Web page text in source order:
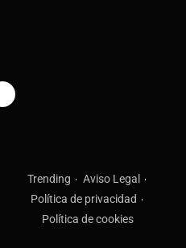
Trending
Aviso Legal
Política de privacidad
Política de cookies